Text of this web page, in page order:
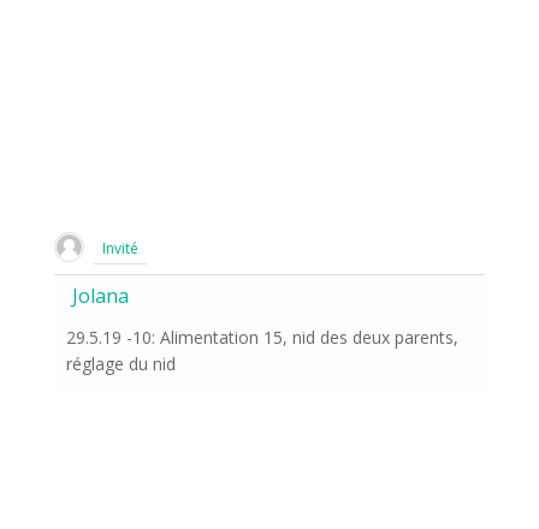
Invité
Jolana
29.5.19 -10: Alimentation 15, nid des deux parents,
réglage du nid